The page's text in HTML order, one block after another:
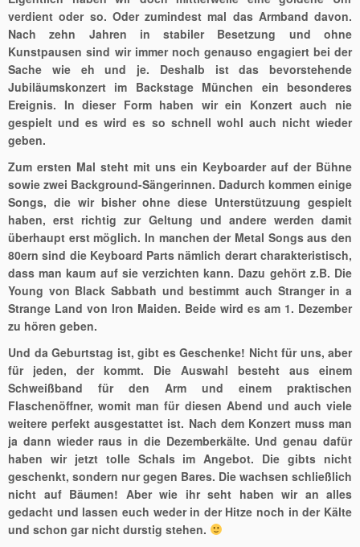
verdient oder so. Oder zumindest mal das Armband davon.
Nach zehn Jahren in stabiler Besetzung und ohne
Kunstpausen sind wir immer noch genauso engagiert bei der
Sache wie eh und je. Deshalb ist das bevorstehende
Jubiläumskonzert im Backstage München ein besonderes
Ereignis. In dieser Form haben wir ein Konzert auch nie
gespielt und es wird es so schnell wohl auch nicht wieder
geben.
Zum ersten Mal steht mit uns ein Keyboarder auf der Bühne
sowie zwei Background-Sängerinnen. Dadurch kommen einige
Songs, die wir bisher ohne diese Unterstützuung gespielt
haben, erst richtig zur Geltung und andere werden damit
überhaupt erst möglich. In manchen der Metal Songs aus den
80ern sind die Keyboard Parts nämlich derart charakteristisch,
dass man kaum auf sie verzichten kann. Dazu gehört z.B. Die
Young von Black Sabbath und bestimmt auch Stranger in a
Strange Land von Iron Maiden. Beide wird es am 1. Dezember
zu hören geben.
Und da Geburtstag ist, gibt es Geschenke! Nicht für uns, aber
für jeden, der kommt. Die Auswahl besteht aus einem
Schweißband für den Arm und einem praktischen
Flaschenöffner, womit man für diesen Abend und auch viele
weitere perfekt ausgestattet ist. Nach dem Konzert muss man
ja dann wieder raus in die Dezemberkälte. Und genau dafür
haben wir jetzt tolle Schals im Angebot. Die gibts nicht
geschenkt, sondern nur gegen Bares. Die wachsen schließlich
nicht auf Bäumen! Aber wie ihr seht haben wir an alles
gedacht und lassen euch weder in der Hitze noch in der Kälte
und schon gar nicht durstig stehen.